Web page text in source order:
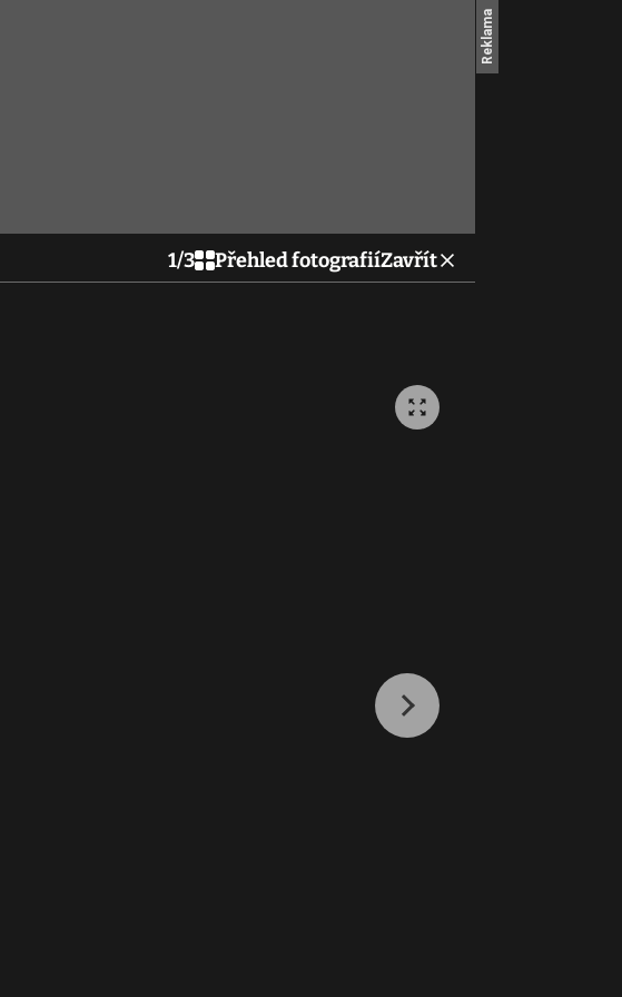
1/3 Přehled fotografiíZavřít